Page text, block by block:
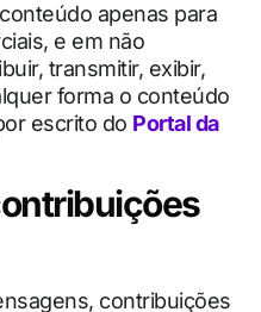
apenas para
e em não
transmitir, exibir,
forma o conteúdo
escrito do Portal da
contribuições